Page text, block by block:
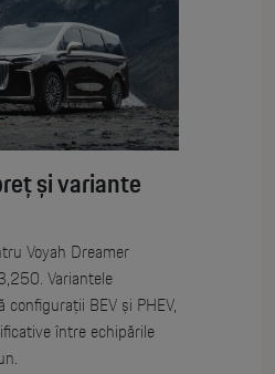
și variante
Voyah Dreamer
Variantele
configurații BEV și PHEV,
între echipările